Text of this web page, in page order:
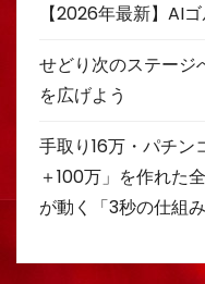
【2026年最新】AI
せどり次のステージ
を広げよう
手取り16万・パチン
＋100万」を作れた
が動く「3秒の仕組